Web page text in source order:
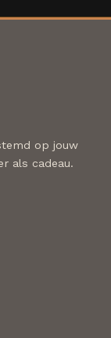
op jouw
als cadeau.